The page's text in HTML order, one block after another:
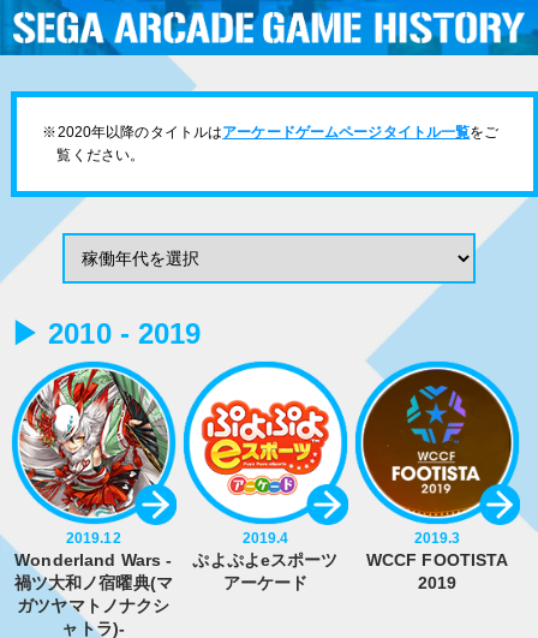
※2020年以降のタイトルはアーケードゲームページタイトル一覧をご
覧ください。
▶ 2010 - 2019
2019.12
Wonderland Wars -
禍ツ大和ノ宿曜典(マ
ガツヤマトノナクシ
ャトラ)-
2019.4
ぷよぷよeスポーツ
アーケード
2019.3
WCCF FOOTISTA
2019